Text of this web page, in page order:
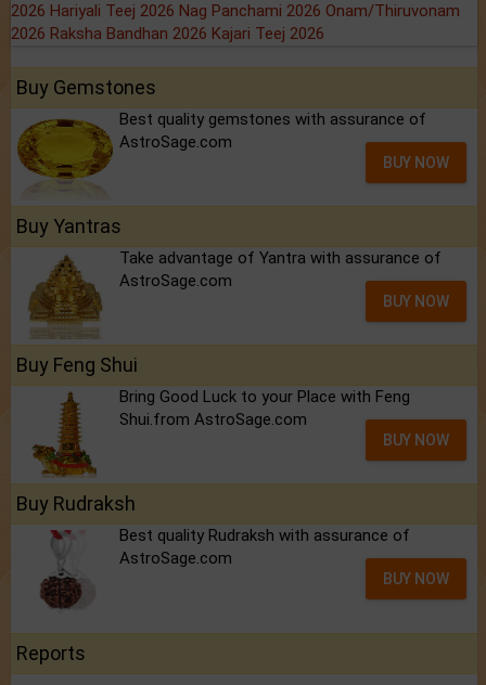
2026 Hariyali Teej 2026 Nag Panchami 2026 Onam/Thiruvonam
2026 Raksha Bandhan 2026 Kajari Teej 2026
Buy Gemstones
Best quality gemstones with assurance of
AstroSage.com
BUY NOW
Buy Yantras
Take advantage of Yantra with assurance of
AstroSage.com
BUY NOW
Buy Feng Shui
Bring Good Luck to your Place with Feng
Shui.from AstroSage.com
BUY NOW
Buy Rudraksh
Best quality Rudraksh with assurance of
AstroSage.com
BUY NOW
Reports